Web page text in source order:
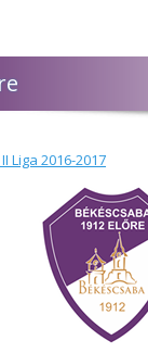
Liga 2016-2017